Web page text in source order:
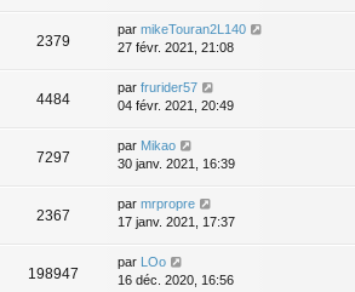
2379
par mikeTouran2L140
27 févr. 2021, 21:08
4484
par frurider57
04 févr. 2021, 20:49
7297
par Mikao
30 janv. 2021, 16:39
2367
par mrpropre
17 janv. 2021, 17:37
198947
par LOo
16 déc. 2020, 16:56